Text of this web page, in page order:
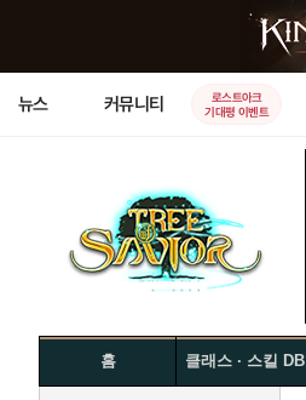
뉴스 커뮤니티
로스트아크
기대평 이벤트
홈 클래스 · 스킬 DB